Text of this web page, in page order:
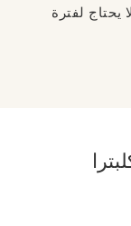
يحتاج لفترة